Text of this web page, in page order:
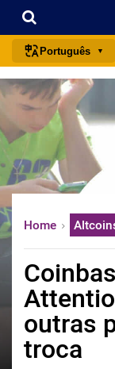
Português
português
english
español
français
italiano
日本語
русский
한국어
العربية
ไทย
Home
outras
troca